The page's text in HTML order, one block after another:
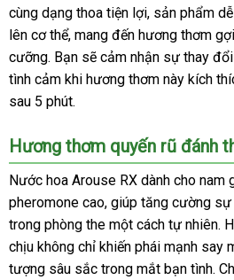
cùng dạng thoa tiện lợi, sản phẩm
lên cơ thể, mang đến hương thơm
cưỡng. Bạn sẽ cảm nhận sự thay
tình cảm khi hương thơm này kích
sau 5 phút.
Hương thơm quyến rũ đánh
Nước hoa Arouse RX dành cho nam
pheromone cao, giúp tăng cường
trong phòng the một cách tự nhiên.
chịu không chỉ khiến phái mạnh say
tượng sâu sắc trong mắt bạn tình.